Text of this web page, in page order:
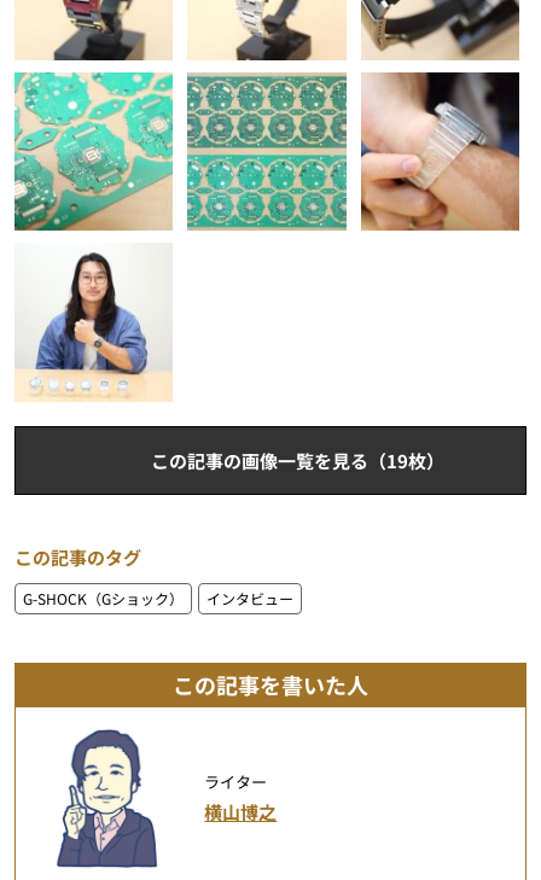
この記事の画像一覧を見る（19枚）
この記事のタグ
G-SHOCK（Gショック） インタビュー
この記事を書いた人
ライター
横山博之